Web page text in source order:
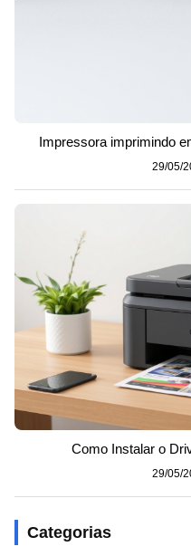
Impressora imprimindo
29/05/
Como Instalar o
29/05/
Categorias